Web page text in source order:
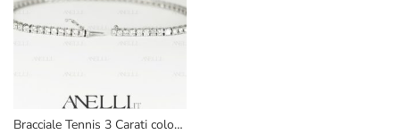
Bracciale Tennis 3 Carati colore F purezza VS1